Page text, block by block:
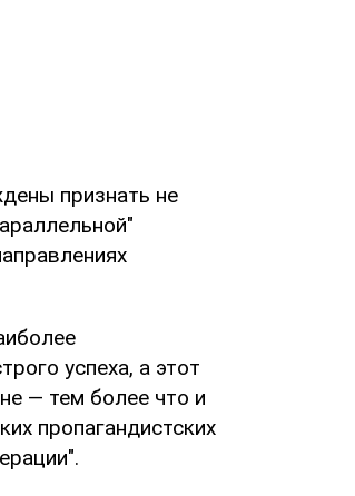
признать не
успеха, а этот
— тем более что и
пропагандистских